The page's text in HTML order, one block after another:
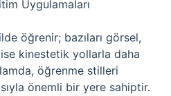
Uygulamaları
öğrenir; bazıları görsel,
ise kinestetik yollarla daha
öğrenme stilleri
önemli bir yere sahiptir.